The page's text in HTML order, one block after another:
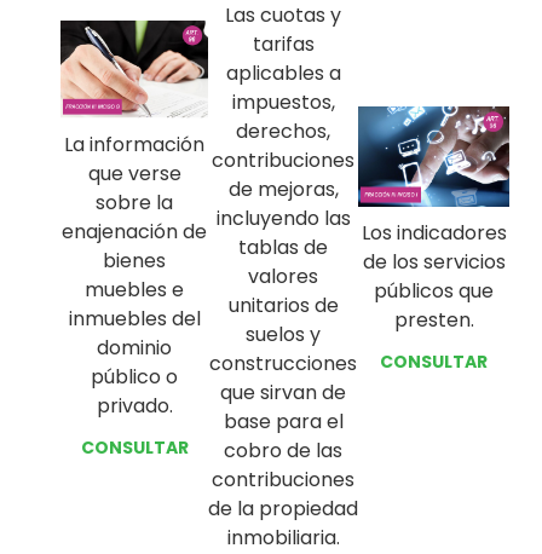
La información
que verse
sobre la
enajenación de
bienes
muebles e
inmuebles del
dominio
público o
privado.
CONSULTAR
Las cuotas y
tarifas
aplicables a
impuestos,
derechos,
contribuciones
de mejoras,
incluyendo las
tablas de
valores
unitarios de
suelos y
construcciones
que sirvan de
base para el
cobro de las
contribuciones
de la propiedad
inmobiliaria.
Los indicadores
de los servicios
públicos que
presten.
CONSULTAR